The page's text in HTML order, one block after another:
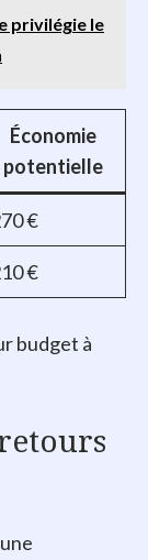
privilégie le
Économie
potentielle
€
€
budget à